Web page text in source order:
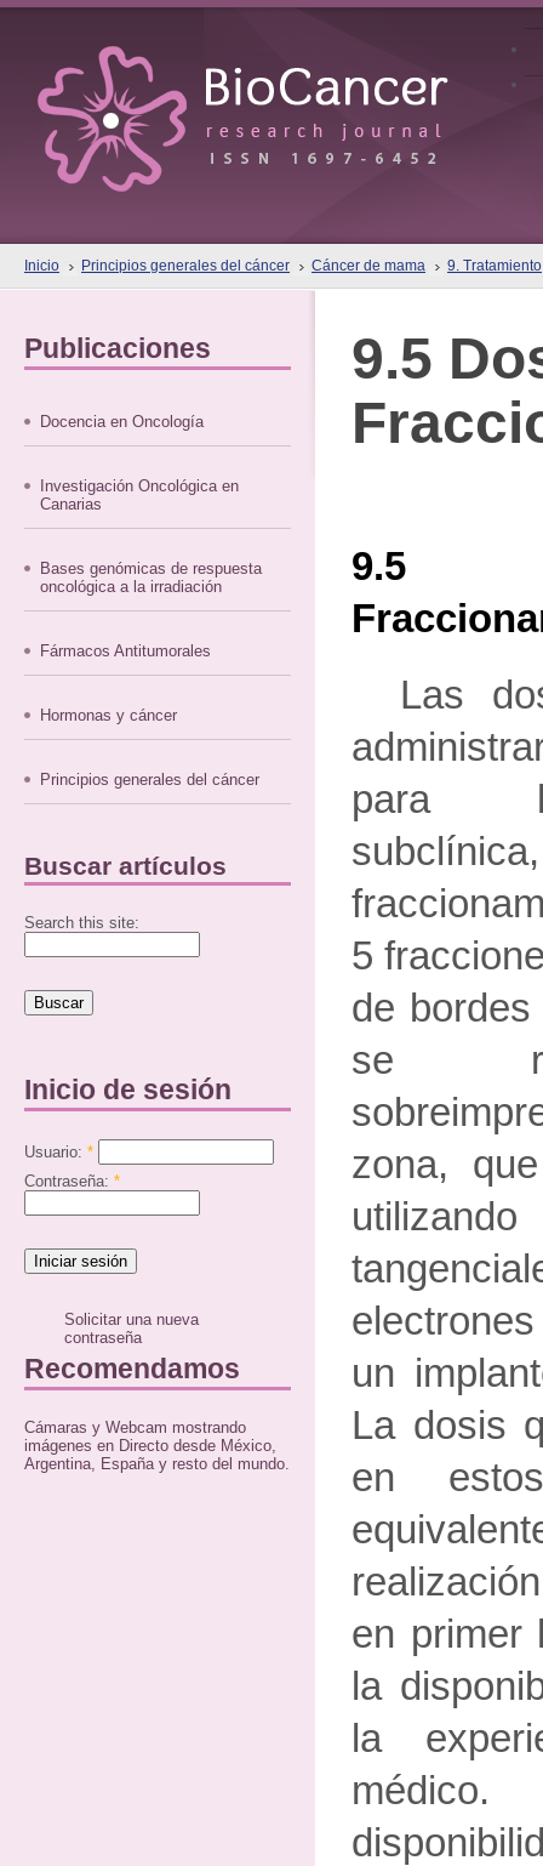
Inicio Principios generales del cáncer Cáncer de mama 9. Tratamiento
Publicaciones
Docencia en Oncología
Investigación Oncológica en
Canarias
Bases genómicas de respuesta
oncológica a la irradiación
Fármacos Antitumorales
Hormonas y cáncer
Principios generales del cáncer
Buscar artículos
Search this site:
Inicio de sesión
Usuario: *
Contraseña: *
Solicitar una nueva
contraseña
Recomendamos
Cámaras y Webcam mostrando
imágenes en Directo desde México,
Argentina, España y resto del mundo.
9.5
9.5
Las
para
5
de
se
zona,
un
La dosis
en
en primer
la
la